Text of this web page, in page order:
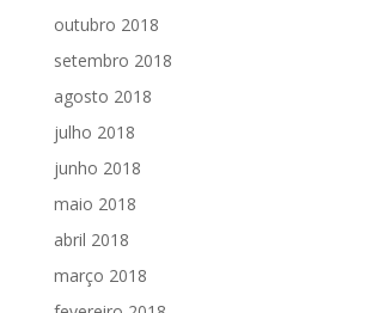
outubro 2018
setembro 2018
agosto 2018
julho 2018
junho 2018
maio 2018
abril 2018
março 2018